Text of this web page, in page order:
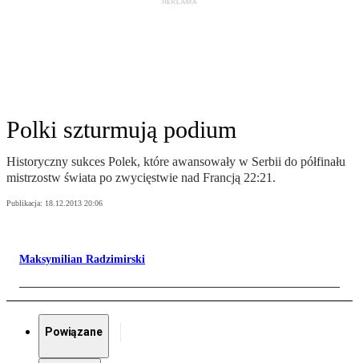
Polki szturmują podium
Historyczny sukces Polek, które awansowały w Serbii do półfinału
mistrzostw świata po zwycięstwie nad Francją 22:21.
Publikacja: 18.12.2013 20:06
Maksymilian Radzimirski
Powiązane